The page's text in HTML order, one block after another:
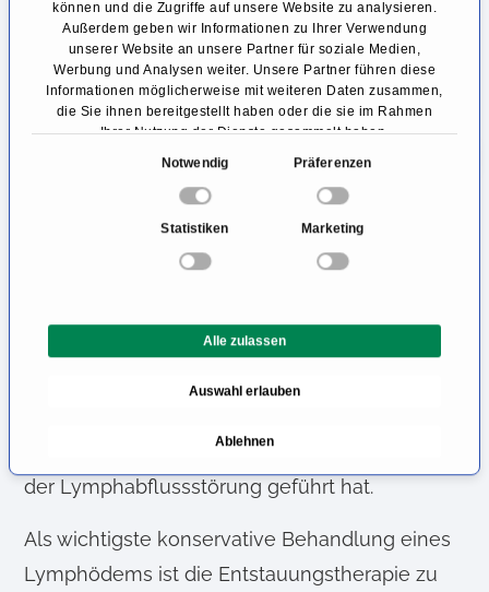
können und die Zugriffe auf unsere Website zu analysieren.
Außerdem geben wir Informationen zu Ihrer Verwendung
unserer Website an unsere Partner für soziale Medien,
Werbung und Analysen weiter. Unsere Partner führen diese
Informationen möglicherweise mit weiteren Daten zusammen,
die Sie ihnen bereitgestellt haben oder die sie im Rahmen
Ihrer Nutzung der Dienste gesammelt haben.
s
w
Notwendig Präferenzen
Statistiken Marketing
Alle zulassen
Auswahl erlauben
Ablehnen
diesem nuklearmedizinischen Verfahren wird
eine Substanz injiziert, die an eine geringe
Menge eines radioaktiven Stoffes gekoppelt ist.
Mit Hilfe einer speziellen Kamera kann die
abgegebene Strahlung dann gemessen und
dargestellt werden. So kann der exakte
Lymphabflussweg einer interessierenden
Körperregion ermittelt werden.
konservative als auch operative Therapien zum
Einsatz. Grundlage jeder therapeutischen
die Behandlung der Grunderkrankung, die zu
der Lymphabflussstörung geführt hat.
Als wichtigste konservative Behandlung eines
Lymphödems ist die Entstauungstherapie zu